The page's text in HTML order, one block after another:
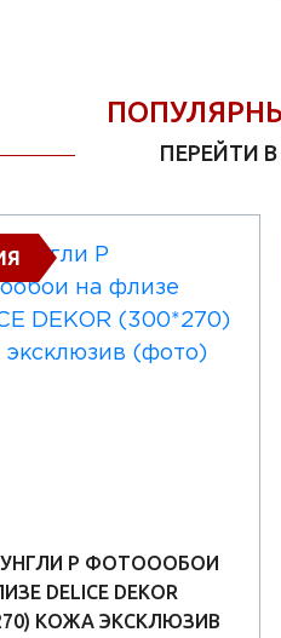
ПЕРЕЙТИ
Р ФОТОООБОИ
DELICE DEKOR
КОЖА ЭКСКЛЮЗИВ